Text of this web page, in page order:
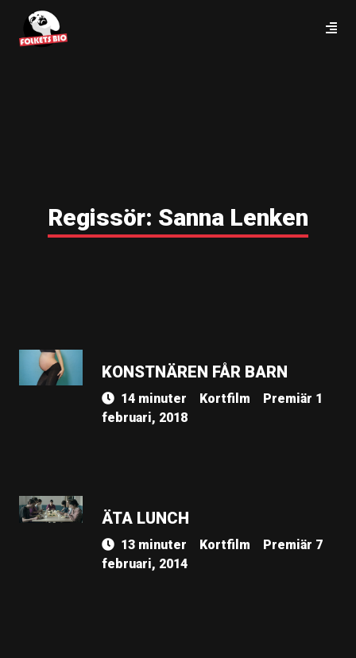
Regissör: Sanna Lenken
KONSTNÄREN FÅR BARN
14 minuter Kortfilm
Premiär 1
februari, 2018
ÄTA LUNCH
13 minuter Kortfilm
Premiär 7
februari, 2014